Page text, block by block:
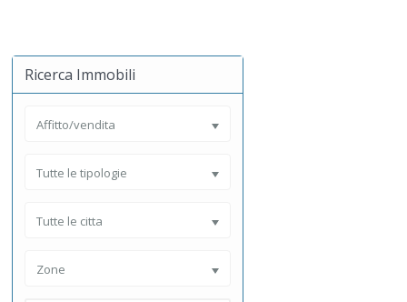
Ricerca Immobili
Affitto/vendita
Tutte le tipologie
Tutte le citta
Zone